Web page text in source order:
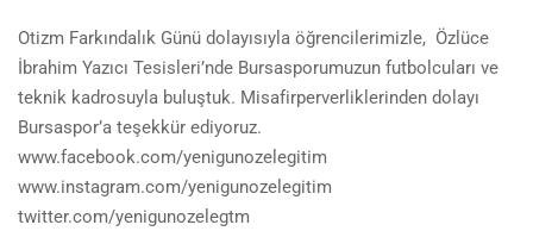
Otizm Farkındalık Günü dolayısıyla öğrencilerimizle, Özlüce
İbrahim Yazıcı Tesisleri’nde Bursasporumuzun futbolcuları ve
teknik kadrosuyla buluştuk. Misafirperverliklerinden dolayı
Bursaspor’a teşekkür ediyoruz.
www.facebook.com/yenigunozelegitim
www.instagram.com/yenigunozelegitim
twitter.com/yenigunozelegtm